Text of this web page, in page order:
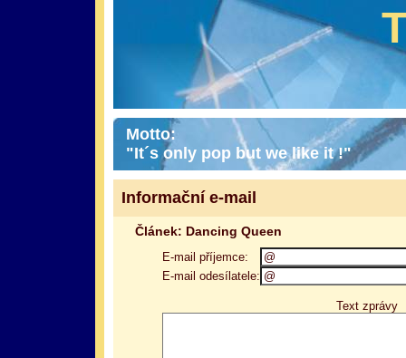
Motto:
"It´s only pop but we like it !"
Informační e-mail
Článek: Dancing Queen
E-mail příjemce:
E-mail odesílatele:
Text zprávy